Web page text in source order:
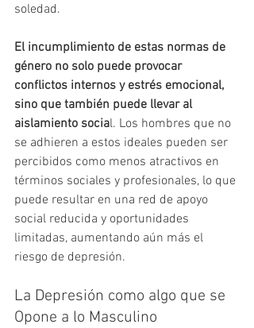
soledad.
El incumplimiento de estas normas de
género no solo puede provocar
conflictos internos y estrés emocional,
sino que también puede llevar al
aislamiento social. Los hombres que no
se adhieren a estos ideales pueden ser
percibidos como menos atractivos en
términos sociales y profesionales, lo que
puede resultar en una red de apoyo
social reducida y oportunidades
limitadas, aumentando aún más el
riesgo de depresión.
La Depresión como algo que se
Opone a lo Masculino